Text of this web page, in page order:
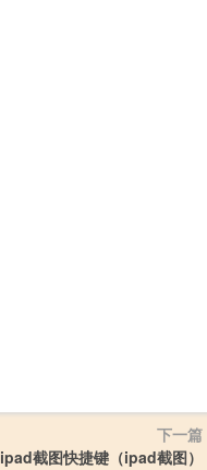
下一篇
ipad截图快捷键（ipad截图）